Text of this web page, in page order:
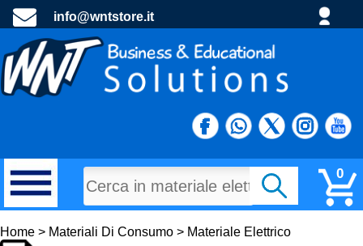
info@wntstore.it
0
MATERIALI DI CONSUMO
Home > Materiali Di Consumo > Materiale Elettrico